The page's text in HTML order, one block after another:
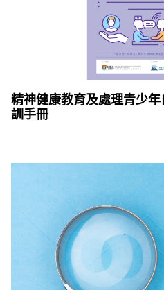
精神健康教育及處理青少
訓手冊